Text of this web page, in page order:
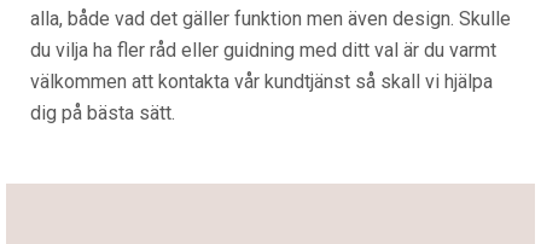
alla, både vad det gäller funktion men även design. Skulle
du vilja ha fler råd eller guidning med ditt val är du varmt
välkommen att kontakta vår kundtjänst så skall vi hjälpa
dig på bästa sätt.